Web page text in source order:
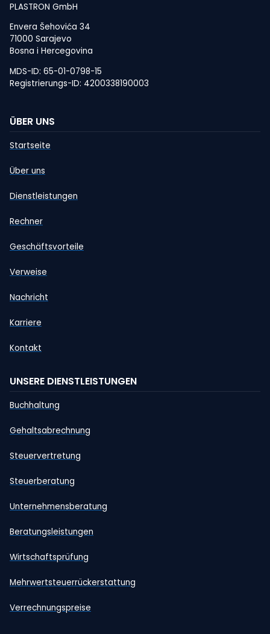
PLASTRON GmbH
Envera Šehovića 34
71000 Sarajevo
Bosna i Hercegovina
MDS-ID: 65-01-0798-15
Registrierungs-ID: 4200338190003
ÜBER UNS
Startseite
Über uns
Dienstleistungen
Rechner
Geschäftsvorteile
Verweise
Nachricht
Karriere
Kontakt
UNSERE DIENSTLEISTUNGEN
Buchhaltung
Gehaltsabrechnung
Steuervertretung
Steuerberatung
Unternehmensberatung
Beratungsleistungen
Wirtschaftsprüfung
Mehrwertsteuerrückerstattung
Verrechnungspreise